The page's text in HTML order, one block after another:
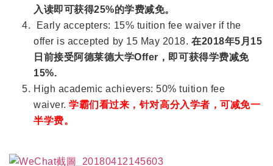
入读即可获得25%的学费减免。
Early accepters: 15% tuition fee waiver if the
offer is accepted by 15 May 2018. 在2018年5月15
日前接受阿德莱德大学Offer，即可获得学费减免
15%.
High academic achievers: 50% tuition fee
waiver.学霸们看过来，针对高分入学者，可减免一
半学费。